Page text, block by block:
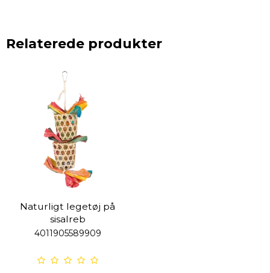
Relaterede produkter
Naturligt legetøj på
sisalreb
4011905589909